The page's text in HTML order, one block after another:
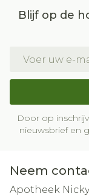
Blijf op de
Door op
nieuwsbrief en
Neem
Apotheek